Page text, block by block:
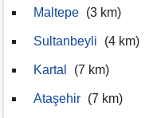
Maltepe (3 km)
Sultanbeyli (4 km)
Kartal (7 km)
Ataşehir (7 km)